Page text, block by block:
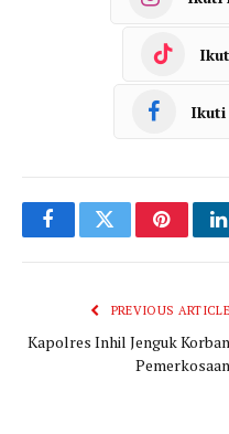
Ikuti
FacebookTwitterPinterest
PREVIOUS ARTICLE
Kapolres Inhil Jenguk Korban
Pemerkosaan